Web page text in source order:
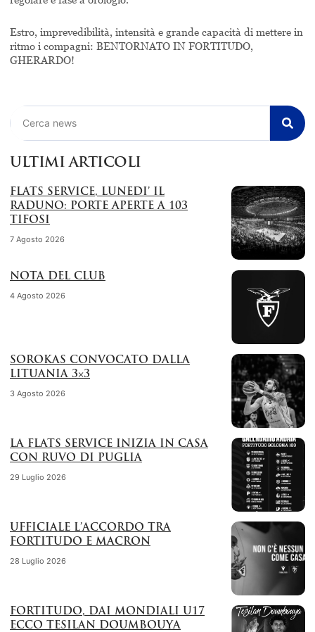
Estro, imprevedibilità, intensità e grande capacità di mettere in
ritmo i compagni: BENTORNATO IN FORTITUDO,
GHERARDO!
ULTIMI ARTICOLI
FLATS SERVICE, LUNEDI’ IL
RADUNO: PORTE APERTE A 103
TIFOSI
7 Agosto 2026
NOTA DEL CLUB
4 Agosto 2026
SOROKAS CONVOCATO DALLA
LITUANIA 3×3
3 Agosto 2026
LA FLATS SERVICE INIZIA IN CASA
CON RUVO DI PUGLIA
29 Luglio 2026
UFFICIALE L’ACCORDO TRA
FORTITUDO E MACRON
28 Luglio 2026
FORTITUDO, DAI MONDIALI U17
ECCO TESILAN DOUMBOUYA